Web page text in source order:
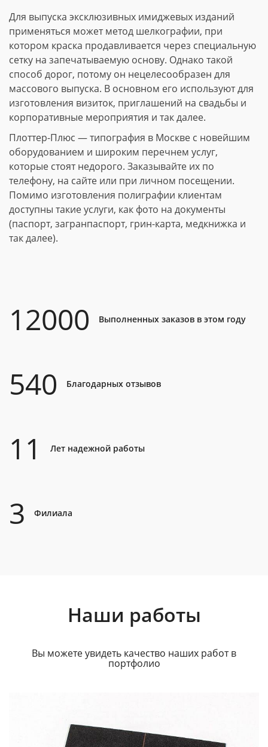
Для выпуска эксклюзивных имиджевых изданий
применяться может метод шелкографии, при
котором краска продавливается через специальную
сетку на запечатываемую основу. Однако такой
способ дорог, потому он нецелесообразен для
массового выпуска. В основном его используют для
изготовления визиток, приглашений на свадьбы и
корпоративные мероприятия и так далее.
Плоттер-Плюс — типография в Москве с новейшим
оборудованием и широким перечнем услуг,
которые стоят недорого. Заказывайте их по
телефону, на сайте или при личном посещении.
Помимо изготовления полиграфии клиентам
доступны такие услуги, как фото на документы
(паспорт, загранпаспорт, грин-карта, медкнижка и
так далее).
12000 Выполненных заказов в этом году
540 Благодарных отзывов
11 Лет надежной работы
3 Филиала
Наши работы
Вы можете увидеть качество наших работ в
портфолио